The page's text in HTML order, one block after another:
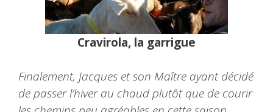
Cravirola, la garrigue
Finalement, Jacques et son Maître ayant décidé
de passer l’hiver au chaud plutôt que de courir